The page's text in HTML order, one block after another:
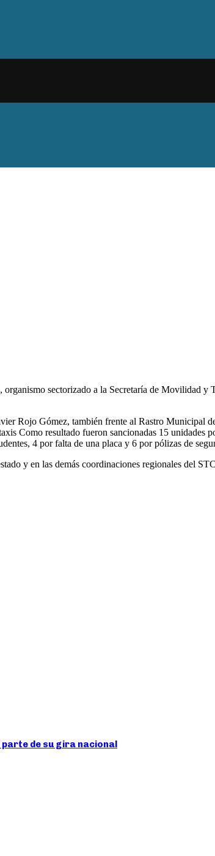
sectorizado a la Secretaría de Movilidad y
Rojo Gómez, también frente al Rastro Municipal
Como resultado fueron sancionadas 15
4 por falta de una placa y 6 por pólizas de
y en las demás coordinaciones regionales del
de su gira nacional